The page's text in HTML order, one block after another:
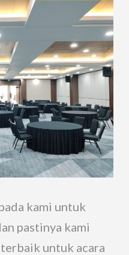
kami untuk
pastinya kami
untuk acara